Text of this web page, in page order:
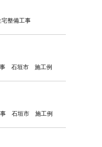
整備工事
事 石垣市 施工例
事 石垣市 施工例